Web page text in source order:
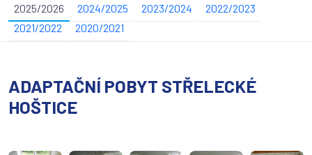
2025/2026 2024/2025 2023/2024
2022/2023
2021/2022
2020/2021
ADAPTAČNÍ POBYT STŘELECKÉ
HOŠTICE